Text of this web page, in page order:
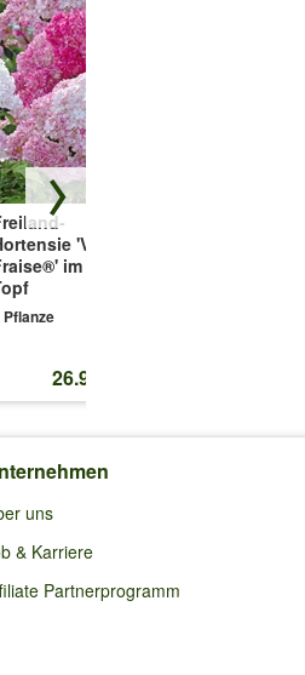
'Vanille
im 2-Liter
Pflanze
26.95 CHF
uns
& Karriere
Partnerprogramm